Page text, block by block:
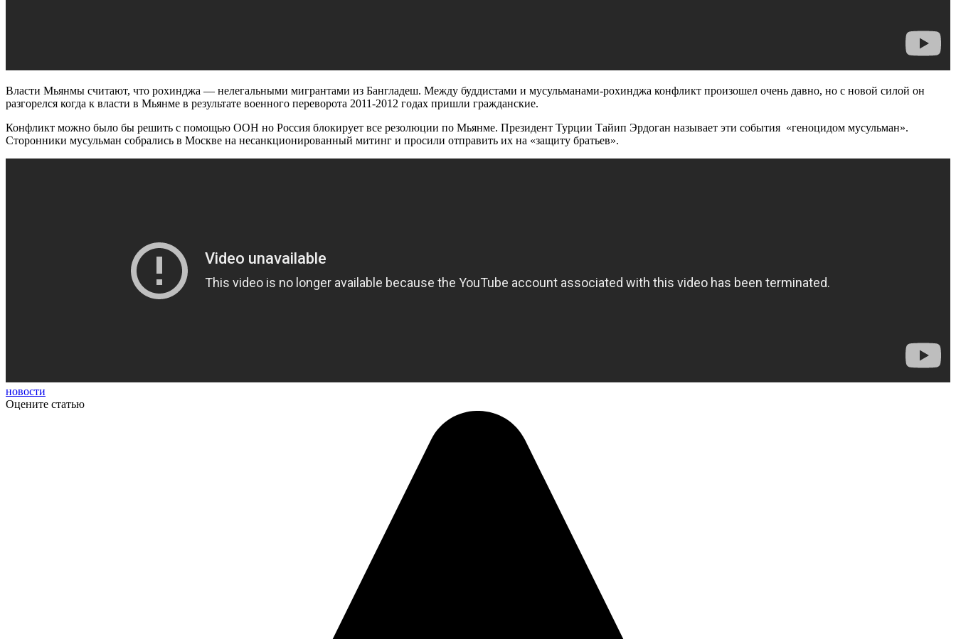
Власти Мьянмы считают, что рохинджа — нелегальными мигрантами из Бангладеш. Между буддистами и мусульманами-рохинджа конфликт произошел очень давно, но с новой силой он
разгорелся когда к власти в Мьянме в результате военного переворота 2011-2012 годах пришли гражданские.
Конфликт можно было бы решить с помощью ООН но Россия блокирует все резолюции по Мьянме. Президент Турции Тайип Эрдоган называет эти события «геноцидом мусульман».
Сторонники мусульман собрались в Москве на несанкционированный митинг и просили отправить их на «защиту братьев».
новости
Оцените статью